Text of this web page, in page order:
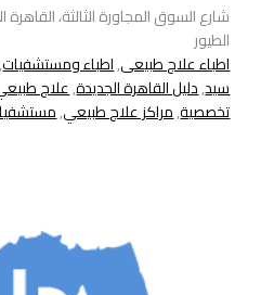
شارع السوق المجاورة الثالثة، القاهرة
الطيور
اطباء علاج طبيعى,اطباء ومستشفيات
سيد,دليل القاهرة الجديدة,علاج
تخصصية,مراكز علاج طبيعي,